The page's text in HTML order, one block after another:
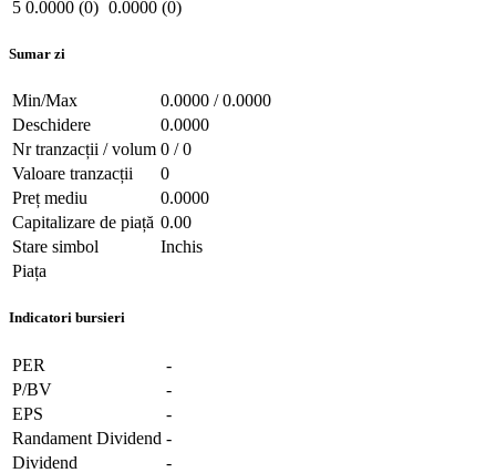
5 0.0000 (0) 0.0000 (0)
Sumar zi
Min/Max
0.0000 / 0.0000
Deschidere
0.0000
Nr tranzacții / volum 0 / 0
Valoare tranzacții
0
Preț mediu
0.0000
Capitalizare de piață 0.00
Stare simbol
Inchis
Piața
Indicatori bursieri
PER
-
P/BV
-
EPS
-
Randament Dividend -
Dividend
-